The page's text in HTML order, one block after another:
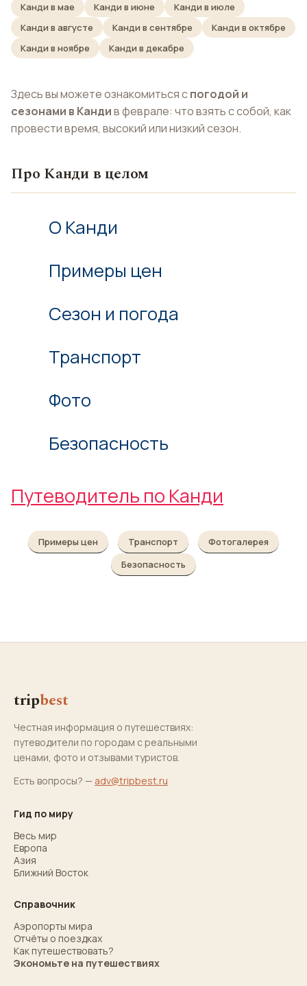
Канди в мае
Канди в июне
Канди в июле
Канди в августе
Канди в сентябре
Канди в октябре
Канди в ноябре
Канди в декабре
Здесь вы можете ознакомиться спогодой и
сезонами в Кандив феврале: что взять с собой, как
провести время, высокий или низкий сезон.
Про Канди в целом
О Канди
Примеры цен
Сезон и погода
Транспорт
Фото
Безопасность
Путеводитель по Канди
Примеры цен Транспорт
Фотогалерея
Безопасность
tripbest
Честная информация о путешествиях:
путеводители по городам с реальными
ценами, фото и отзывами туристов.
Есть вопросы? — adv@tripbest.ru
Гид по миру
Весь мир
Европа
Азия
Ближний Восток
Справочник
Аэропорты мира
Отчёты о поездках
Как путешествовать?
Экономьте на путешествиях